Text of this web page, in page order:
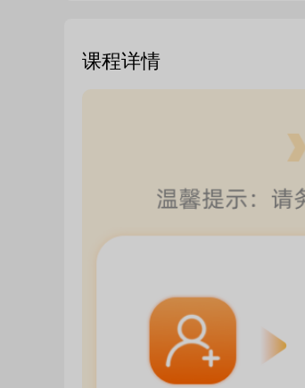
课程详情